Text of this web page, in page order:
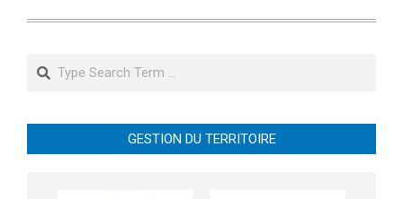
Search
GESTION DU TERRITOIRE